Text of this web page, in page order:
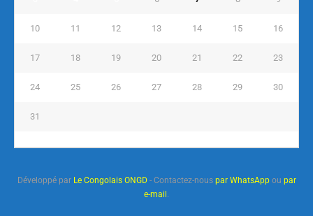
10 11 12 13 14 15 16
17 18 19 20 21 22 23
24 25 26 27 28 29 30
31
Développé par Le Congolais ONGD- Contactez-nous par WhatsAppou par
e-mail .